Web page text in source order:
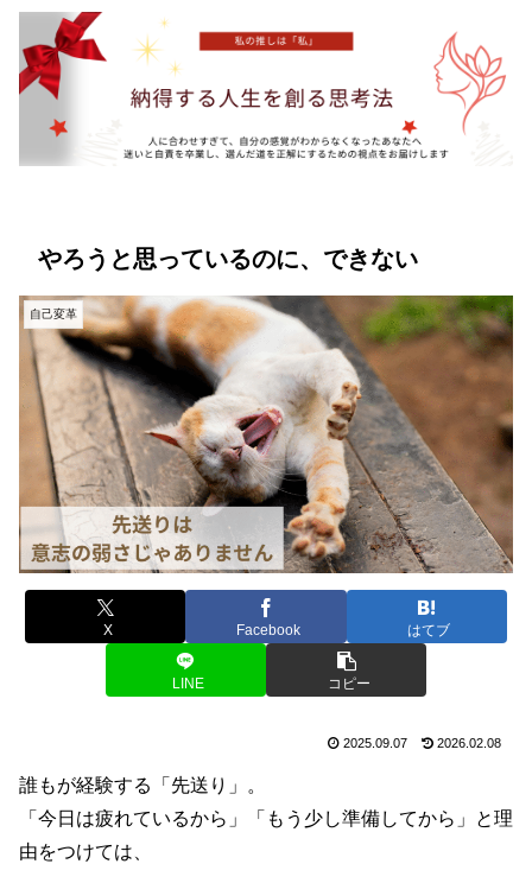
やろうと思っているのに、できない
自己変革
X Facebook はてブ
LINE コピー
2025.09.07 2026.02.08
誰もが経験する「先送り」。
「今日は疲れているから」「もう少し準備してから」と理
由をつけては、